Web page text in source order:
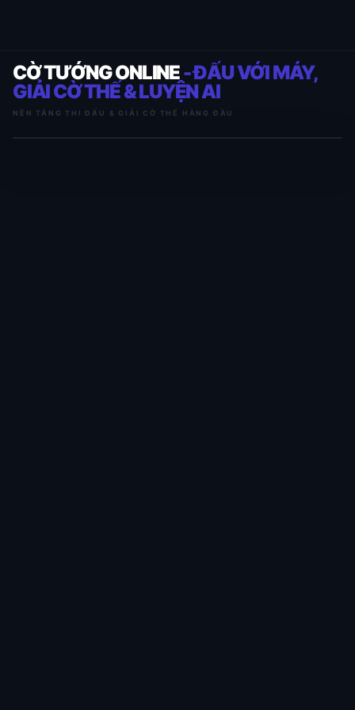
CỜ TƯỚNG ONLINE- ĐẤU VỚI MÁY,
GIẢI CỜ THẾ & LUYỆN AI
NỀN TẢNG THI ĐẤU & GIẢI CỜ THẾ HÀNG ĐẦU